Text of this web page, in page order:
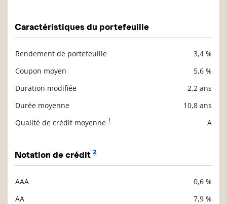
Caractéristiques du portefeuille
Rendement de portefeuille
3,4 %
Coupon moyen
5,6 %
Duration modifiée
2,2 ans
Durée moyenne
10,8 ans
Qualité de crédit moyenne 1 A
Notation de crédit 2
AAA
0,6 %
AA
7,9 %